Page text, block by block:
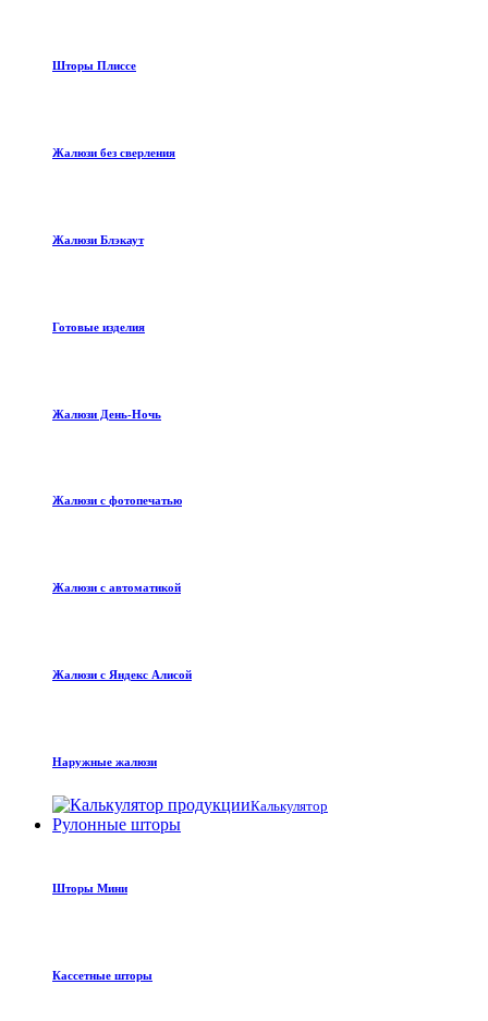
Шторы Плиссе
Жалюзи без сверления
Жалюзи Блэкаут
Готовые изделия
Жалюзи День-Ночь
Жалюзи с фотопечатью
Жалюзи с автоматикой
Жалюзи с Яндекс Алисой
Наружные жалюзи
Калькулятор
Рулонные шторы
Шторы Мини
Кассетные шторы